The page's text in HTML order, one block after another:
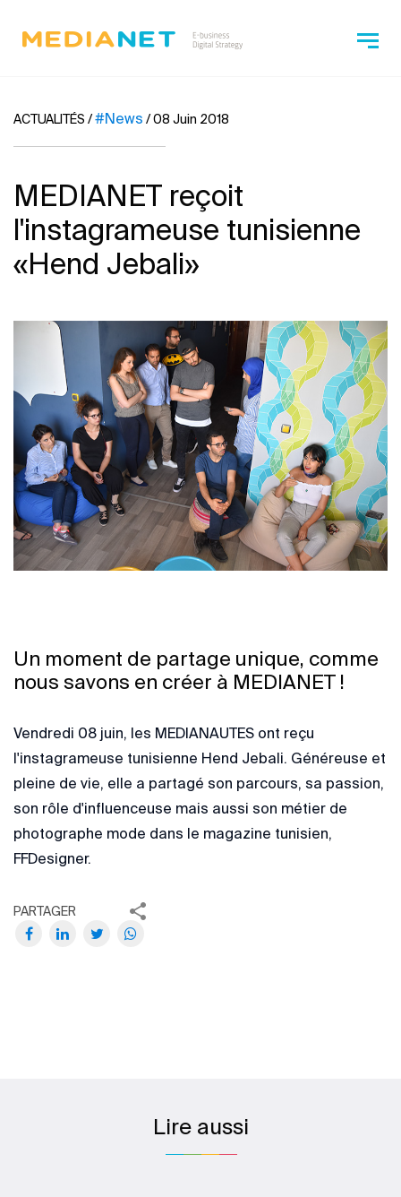
ACTUALITÉS /#News /08 Juin 2018
MEDIANET reçoit
l'instagrameuse tunisienne
«Hend Jebali»
Un moment de partage unique, comme
nous savons en créer à MEDIANET !
Vendredi 08 juin, les MEDIANAUTES ont reçu
l'instagrameuse tunisienne Hend Jebali. Généreuse et
pleine de vie, elle a partagé son parcours, sa passion,
son rôle d'influenceuse mais aussi son métier de
photographe mode dans le magazine tunisien,
FFDesigner.
PARTAGER
Lire aussi